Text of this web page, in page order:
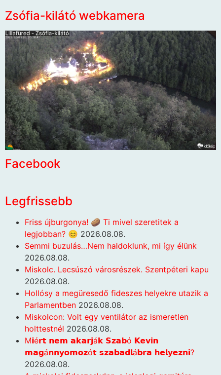
Zsófia-kilátó webkamera
Facebook
Legfrissebb
Friss újburgonya! 🥔 Ti mivel szeretitek a
legjobban? 😊 2026.08.08.
Semmi buzulás…Nem haldoklunk, mi így élünk
2026.08.08.
Miskolc. Lecsúszó városrészek. Szentpéteri kapu
2026.08.08.
Hollósy a megüresedő fideszes helyekre utazik a
Parlamentben 2026.08.08.
Miskolcon: Volt egy ventilátor az ismeretlen
holttestnél 2026.08.08.
M𝗶é𝗿𝘁 𝗻𝗲𝗺 𝗮𝗸𝗮𝗿𝗷á𝗸 𝗦𝘇𝗮𝗯ó 𝗞𝗲𝘃𝗶𝗻
𝗺𝗮𝗴á𝗻𝗻𝘆𝗼𝗺𝗼𝘇ó𝘁 𝘀𝘇𝗮𝗯𝗮𝗱𝗹á𝗯𝗿𝗮 𝗵𝗲𝗹𝘆𝗲𝘇𝗻𝗶?
2026.08.08.